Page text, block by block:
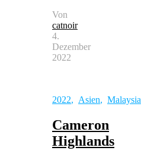
Von
catnoir
4.
Dezember
2022
2022, Asien, Malaysia
Cameron
Highlands